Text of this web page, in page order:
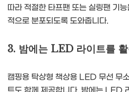
따라 적절한 타프팬 또는 실링팬 기
적으로 분포되도록 도와줍니다.
3. 밤에는 LED 라이트를
캠핑용 탁상형 책상용 LED 무선 무
트도 함께 제공합니다. 밤에는 LED